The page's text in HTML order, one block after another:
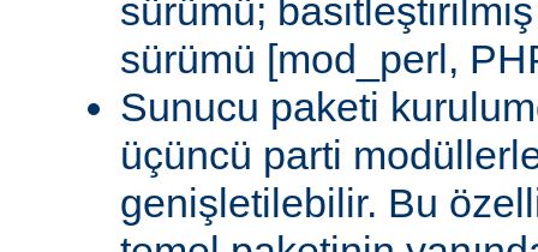
sürümü;
sürümü [mod_perl,
Sunucu paketi
üçüncü parti
genişletilebilir. Bu